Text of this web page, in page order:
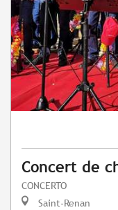
Concert de
CONCERTO
Saint-Renan